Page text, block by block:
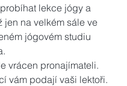
lekce jógy a
jen na velkém sále ve
jógovém studiu
vrácen pronajímateli.
vám podají vaši lektoři.